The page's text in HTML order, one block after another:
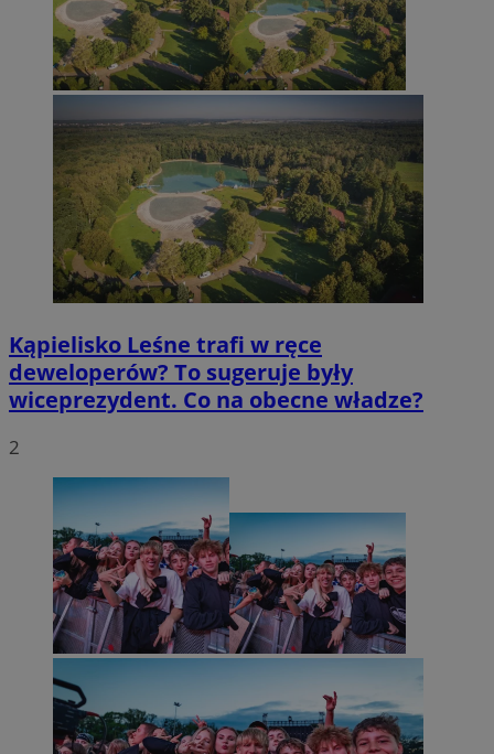
Kąpielisko Leśne trafi w ręce
deweloperów? To sugeruje były
wiceprezydent. Co na obecne władze?
2